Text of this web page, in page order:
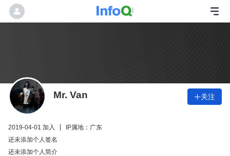
Mr. Van 关注
2019-04-01 加入
IP属地：广东
还未添加个人签名
还未添加个人简介